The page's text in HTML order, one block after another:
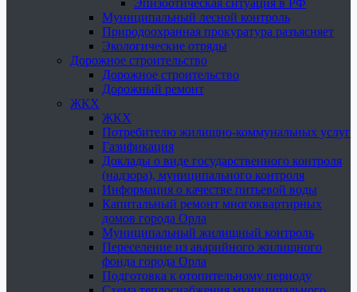
Эпизоотическая ситуация в РФ
Муниципальный лесной контроль
Природоохранная прокуратура разъясняет
Экологические отряды
Дорожное строительство
Дорожное строительство
Дорожный ремонт
ЖКХ
ЖКХ
Потребителю жилищно-коммунальных услуг
Газификация
Доклады о виде государственного контроля
(надзора), муниципального контроля
Информация о качестве питьевой воды
Капитальный ремонт многоквартирных
домов города Орла
Муниципальный жилищный контроль
Переселение из аварийного жилищного
фонда города Орла
Подготовка к отопительному периоду